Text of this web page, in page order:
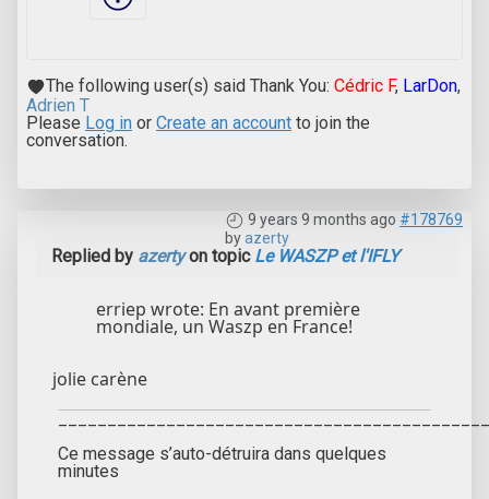
The following user(s) said Thank You: Cédric F, LarDon,
Adrien T
Please Log in or Create an account to join the
conversation.
9 years 9 months ago #178769
byazerty
Replied by azertyon topic Le WASZP et l'IFLY
erriep wrote: En avant première
mondiale, un Waszp en France!
jolie carène
Ce message s’auto-détruira dans quelques
minutes